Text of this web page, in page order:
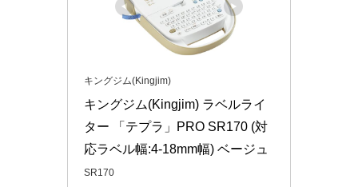
キングジム(Kingjim)
キングジム(Kingjim) ラベルライ
ター 「テプラ」PRO SR170 (対
応ラベル幅:4-18mm幅) ベージュ
SR170